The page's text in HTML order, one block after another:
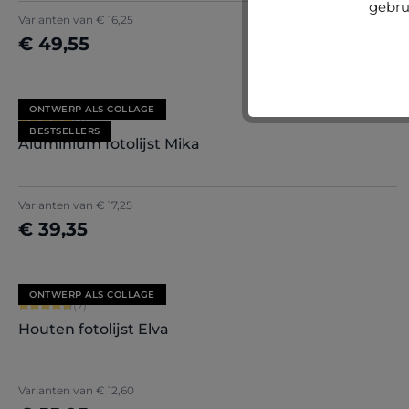
Varianten van € 16,25
€ 49,55
Nu configureren
ONTWERP ALS COLLAGE
BESTSELLERS
Gemiddelde waardering van 5 van 5 sterren
(21)
Aluminium fotolijst Mika
Varianten van € 17,25
€ 39,35
Nu configureren
ONTWERP ALS COLLAGE
Gemiddelde waardering van 4.86 van 5 sterren
(7)
Houten fotolijst Elva
Varianten van € 12,60